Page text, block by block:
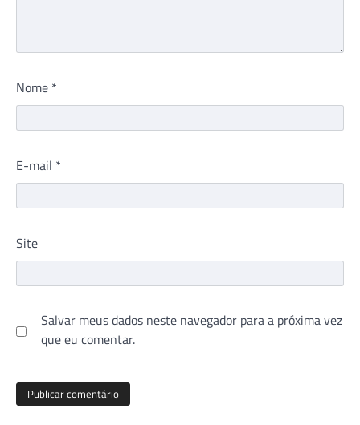
Nome *
E-mail *
Site
Salvar meus dados neste navegador para a próxima vez
que eu comentar.